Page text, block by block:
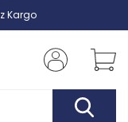
Kargo